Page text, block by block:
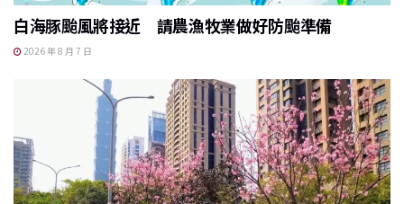
白海豚颱風將接近 請農漁牧業做好防颱準備
2026 年 8 月 7 日